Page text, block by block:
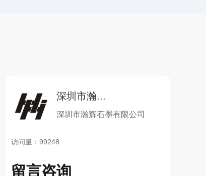
深圳市瀚...
深圳市瀚辉石墨有限公司
访问量：99248
留言咨询